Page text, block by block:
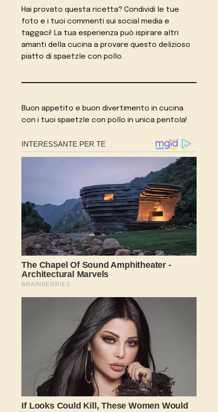
Hai provato questa ricetta? Condividi le tue
foto e i tuoi commenti sui social media e
taggaci! La tua esperienza può ispirare altri
amanti della cucina a provare questo delizioso
piatto di spaetzle con pollo.
Buon appetito e buon divertimento in cucina
con i tuoi spaetzle con pollo in unica pentola!